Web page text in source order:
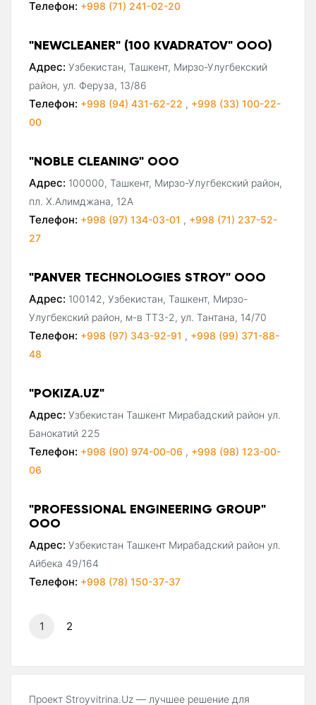
Телефон: +998 (71) 241-02-20
"NEWCLEANER" (100 KVADRATOV" ООО)
Адрес: Узбекистан, Ташкент, Мирзо-Улугбекский
район, ул. Феруза, 13/86
Телефон: +998 (94) 431-62-22 , +998 (33) 100-22-
00
"NOBLE CLEANING" ООО
Адрес: 100000, Ташкент, Мирзо-Улугбекский район,
пл. Х.Алимджана, 12А
Телефон: +998 (97) 134-03-01 , +998 (71) 237-52-
27
"PANVER TECHNOLOGIES STROY" ООО
Адрес: 100142, Узбекистан, Ташкент, Мирзо-
Улугбекский район, м-в ТТЗ-2, ул. Тантана, 14/70
Телефон: +998 (97) 343-92-91 , +998 (99) 371-88-
48
"POKIZA.UZ"
Адрес: Узбекистан Ташкент Мирабадский район ул.
Банокатий 225
Телефон: +998 (90) 974-00-06 , +998 (98) 123-00-
06
"PROFESSIONAL ENGINEERING GROUP"
ООО
Адрес: Узбекистан Ташкент Мирабадский район ул.
Айбека 49/164
Телефон: +998 (78) 150-37-37
1 2
Проект Stroyvitrina.Uz — лучшее решение для